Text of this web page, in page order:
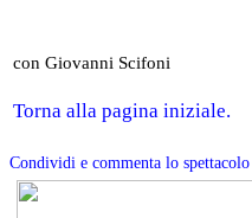
con Giovanni Scifoni
Torna alla pagina iniziale.
Condividi e commenta lo spettacolo